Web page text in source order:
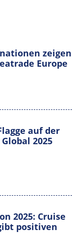
zeigen
Europe
auf der
2025
2025: Cruise
positiven